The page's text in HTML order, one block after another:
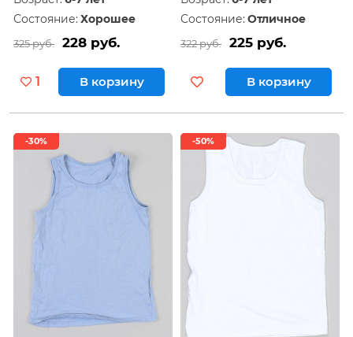
Состояние: Хорошее
325 руб. 228 руб.
1 В корзину
Состояние: Отличное
322 руб. 225 руб.
В корзину
-30% -50%